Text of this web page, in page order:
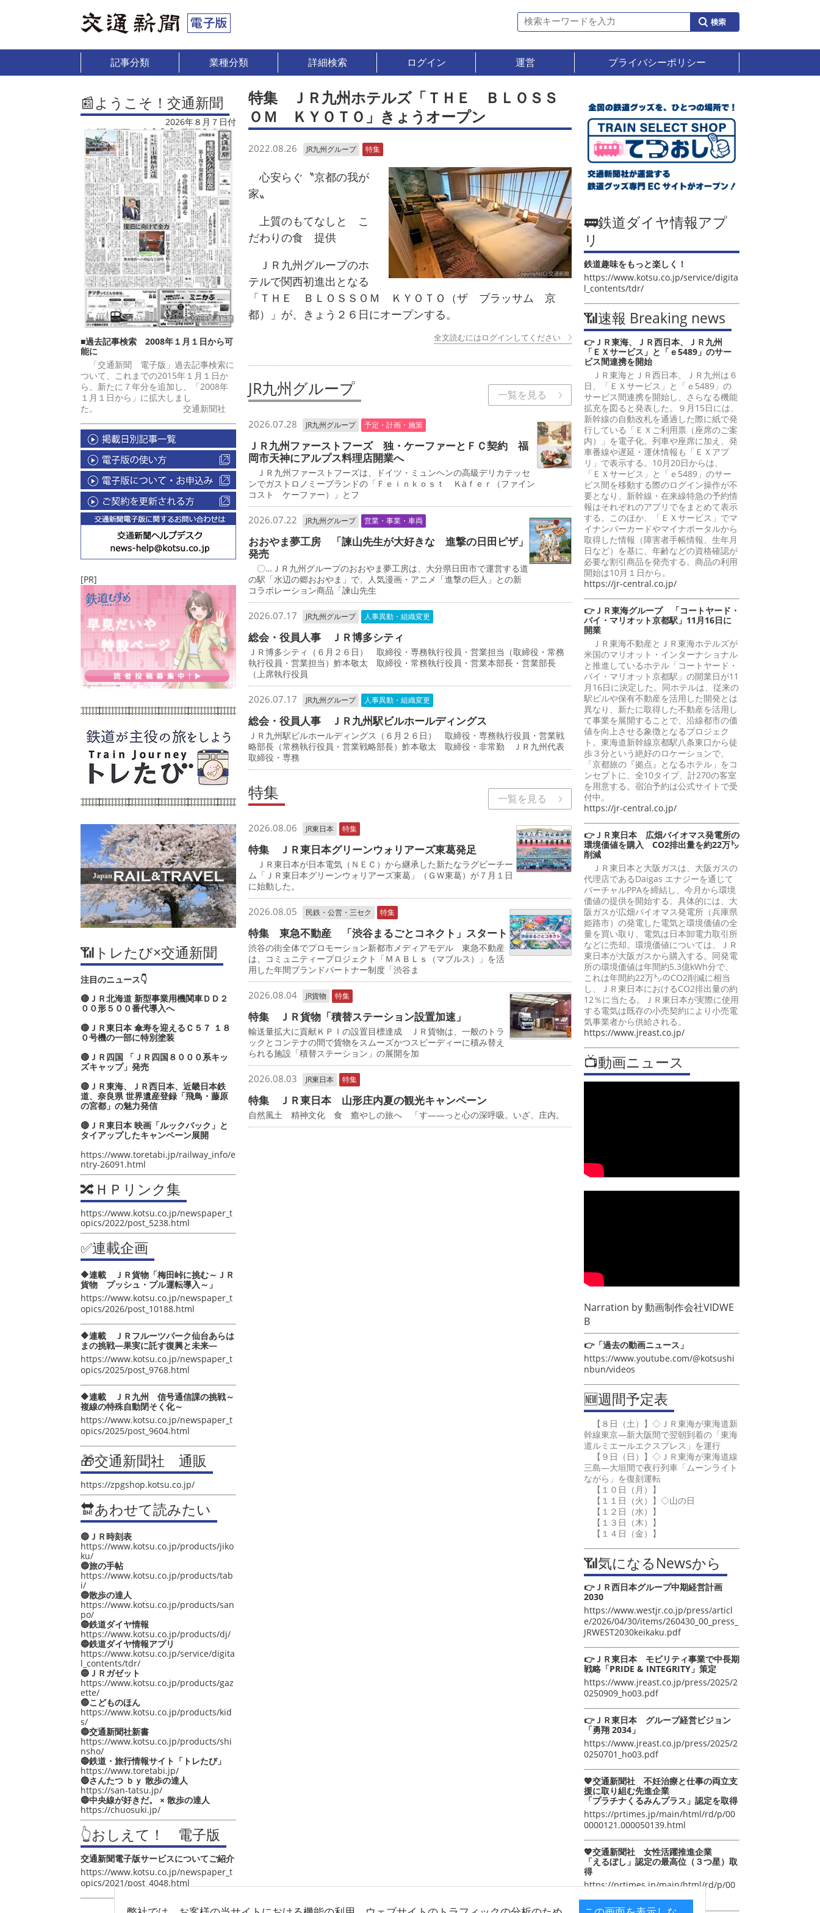
記事分類 業種分類 詳細検索 ログイン 運営 プライバシーポリシー
📰ようこそ！交通新聞
2026年８月７日付
■過去記事検索 2008年１月１日から可
能に
「交通新聞 電子版」過去記事検索に
ついて、これまでの2015年１月１日か
ら、新たに７年分を追加し、「2008年
１月１日から」に拡大しまし
た。 交通新聞社
[PR]
📶トレたび×交通新聞
注目のニュース👇
🔴ＪＲ北海道 新型事業用機関車ＤＤ２
００形５００番代導入へ
🔴ＪＲ東日本 傘寿を迎えるＣ５７ １８
０号機の一部に特別塗装
🔴ＪＲ四国 「ＪＲ四国８０００系キッ
ズキャップ」発売
🔴ＪＲ東海、ＪＲ西日本、近畿日本鉄
道、奈良県 世界遺産登録「飛鳥・藤原
の宮都」の魅力発信
🔴ＪＲ東日本 映画「ルックバック」と
タイアップしたキャンペーン展開
https://www.toretabi.jp/railway_info/e
ntry-26091.html
🔀ＨＰリンク集
https://www.kotsu.co.jp/newspaper_t
opics/2022/post_5238.html
✅連載企画
🔶連載 ＪＲ貨物「梅田峠に挑む～ＪＲ
貨物 プッシュ・プル運転導入～」
https://www.kotsu.co.jp/newspaper_t
opics/2026/post_10188.html
🔶連載 ＪＲフルーツパーク仙台あらは
まの挑戦―果実に託す復興と未来―
https://www.kotsu.co.jp/newspaper_t
opics/2025/post_9768.html
🔶連載 ＪＲ九州 信号通信課の挑戦～
複線の特殊自動閉そく化～
https://www.kotsu.co.jp/newspaper_t
opics/2025/post_9604.html
🎁交通新聞社 通販
https://zpgshop.kotsu.co.jp/
🔛あわせて読みたい
🔵ＪＲ時刻表
https://www.kotsu.co.jp/products/jiko
ku/
🔵旅の手帖
https://www.kotsu.co.jp/products/tab
i/
🔵散歩の達人
https://www.kotsu.co.jp/products/san
po/
🔵鉄道ダイヤ情報
https://www.kotsu.co.jp/products/dj/
🔵鉄道ダイヤ情報アプリ
https://www.kotsu.co.jp/service/digita
l_contents/tdr/
🔵ＪＲガゼット
https://www.kotsu.co.jp/products/gaz
ette/
🔵こどものほん
https://www.kotsu.co.jp/products/kid
s/
🔵交通新聞社新書
https://www.kotsu.co.jp/products/shi
nsho/
🔵鉄道・旅行情報サイト「トレたび」
https://www.toretabi.jp/
🔵さんたつ ｂｙ 散歩の達人
https://san-tatsu.jp/
🔵中央線が好きだ。 × 散歩の達人
https://chuosuki.jp/
👆おしえて！ 電子版
交通新聞電子版サービスについてご紹介
https://www.kotsu.co.jp/newspaper_t
opics/2021/post_4048.html
特集 ＪＲ九州ホテルズ「ＴＨＥ ＢＬＯＳＳ
ＯＭ ＫＹＯＴＯ」きょうオープン
2022.08.26 JR九州グループ 特集
心安らぐ〝京都の我が
家〟
上質のもてなしと こ
だわりの食 提供
ＪＲ九州グループのホ
テルで関西初進出となる
「ＴＨＥ ＢＬＯＳＳＯＭ ＫＹＯＴＯ（ザ ブラッサム 京
都）」が、きょう２６日にオープンする。
全文読むにはログインしてください
JR九州グループ 一覧を見る
2026.07.28 JR九州グループ 予定・計画・施策
ＪＲ九州ファーストフーズ 独・ケーファーとＦＣ契約 福
岡市天神にアルプス料理店開業へ
ＪＲ九州ファーストフーズは、ドイツ・ミュンヘンの高級デリカテッセ
ンでガストロノミーブランドの「Ｆｅｉｎｋｏｓｔ Ｋäｆｅｒ（ファイン
コスト ケーファー）」とフ
2026.07.22 JR九州グループ 営業・事業・車両
おおやま夢工房 「諫山先生が大好きな 進撃の日田ピザ」
発売
〇…ＪＲ九州グループのおおやま夢工房は、大分県日田市で運営する道
の駅「水辺の郷おおやま」で、人気漫画・アニメ「進撃の巨人」との新
コラボレーション商品「諫山先生
2026.07.17 JR九州グループ 人事異動・組織変更
総会・役員人事 ＪＲ博多シティ
ＪＲ博多シティ（６月２６日） 取締役・専務執行役員・営業担当（取締役・常務
執行役員・営業担当）鮓本敬太 取締役・常務執行役員・営業本部長・営業部長
（上席執行役員
2026.07.17 JR九州グループ 人事異動・組織変更
総会・役員人事 ＪＲ九州駅ビルホールディングス
ＪＲ九州駅ビルホールディングス（６月２６日） 取締役・専務執行役員・営業戦
略部長（常務執行役員・営業戦略部長）鮓本敬太 取締役・非常勤 ＪＲ九州代表
取締役・専務
特集 一覧を見る
2026.08.06 JR東日本 特集
特集 ＪＲ東日本グリーンウォリアーズ東葛発足
ＪＲ東日本が日本電気（ＮＥＣ）から継承した新たなラグビーチー
ム「ＪＲ東日本グリーンウォリアーズ東葛」（ＧＷ東葛）が７月１日
に始動した。
2026.08.05 民鉄・公営・三セク 特集
特集 東急不動産 「渋谷まるごとコネクト」スタート
渋谷の街全体でプロモーション新都市メディアモデル 東急不動産
は、コミュニティープロジェクト「ＭＡＢＬｓ（マブルス）」を活
用した年間ブランドパートナー制度「渋谷ま
2026.08.04 JR貨物 特集
特集 ＪＲ貨物「積替ステーション設置加速」
輸送量拡大に貢献ＫＰＩの設置目標達成 ＪＲ貨物は、一般のトラ
ックとコンテナの間で貨物をスムーズかつスピーディーに積み替え
られる施設「積替ステーション」の展開を加
2026.08.03 JR東日本 特集
特集 ＪＲ東日本 山形庄内夏の観光キャンペーン
自然風土 精神文化 食 癒やしの旅へ 「す――っと心の深呼吸。いざ、庄内。
🚃鉄道ダイヤ情報アプ
リ
鉄道趣味をもっと楽しく！
https://www.kotsu.co.jp/service/digita
l_contents/tdr/
📶速報 Breaking news
👉ＪＲ東海、ＪＲ西日本、ＪＲ九州
「ＥＸサービス」と「ｅ5489」のサー
ビス間連携を開始
ＪＲ東海とＪＲ西日本、ＪＲ九州は６
日、「ＥＸサービス」と「ｅ5489」の
サービス間連携を開始し、さらなる機能
拡充を図ると発表した。９月15日には、
新幹線の自動改札を通過した際に紙で発
行している「ＥＸご利用票（座席のご案
内）」を電子化。列車や座席に加え、発
車番線や遅延・運休情報も「ＥＸアプ
リ」で表示する。10月20日からは、
「ＥＸサービス」と「ｅ5489」のサー
ビス間を移動する際のログイン操作が不
要となり、新幹線・在来線特急の予約情
報はそれぞれのアプリでをまとめて表示
する。このほか、「ＥＸサービス」でマ
イナンバーカードやマイナポータルから
取得した情報（障害者手帳情報、生年月
日など）を基に、年齢などの資格確認が
必要な割引商品を発売する。商品の利用
開始は10月１日から。
https://jr-central.co.jp/
👉ＪＲ東海グループ 「コートヤード・
バイ・マリオット京都駅」11月16日に
開業
ＪＲ東海不動産とＪＲ東海ホテルズが
米国のマリオット・インターナショナル
と推進しているホテル「コートヤード・
バイ・マリオット京都駅」の開業日が11
月16日に決定した。同ホテルは、従来の
駅ビルや保有不動産を活用した開発とは
異なり、新たに取得した不動産を活用し
て事業を展開することで、沿線都市の価
値を向上させる象徴となるプロジェク
ト。東海道新幹線京都駅八条東口から徒
歩３分という絶好のロケーションで、
「京都旅の『拠点』となるホテル」をコ
ンセプトに、全10タイプ、計270の客室
を用意する。宿泊予約は公式サイトで受
付中。
https://jr-central.co.jp/
👉ＪＲ東日本 広畑バイオマス発電所の
環境価値を購入 CO2排出量を約22万㌧
削減
ＪＲ東日本と大阪ガスは、大阪ガスの
代理店であるDaigas エナジーを通じて
バーチャルPPAを締結し、今月から環境
価値の提供を開始する。具体的には、大
阪ガスが広畑バイオマス発電所（兵庫県
姫路市）の発電した電気と環境価値の全
量を買い取り、電気は日本卸電力取引所
などに売却。環境価値については、ＪＲ
東日本が大阪ガスから購入する。同発電
所の環境価値は年間約5.3億kWh分で、
これは年間約22万㌧のCO2削減に相当
し、ＪＲ東日本におけるCO2排出量の約
12％に当たる。ＪＲ東日本が実際に使用
する電気は既存の小売契約により小売電
気事業者から供給される。
https://www.jreast.co.jp/
📺動画ニュース
Narration by動画制作会社VIDWE
B
👉「過去の動画ニュース」
https://www.youtube.com/@kotsushi
nbun/videos
🆕週間予定表
【８日（土）】◇ＪＲ東海が東海道新
幹線東京―新大阪間で翌朝到着の「東海
道ルミエールエクスプレス」を運行
【９日（日）】◇ＪＲ東海が東海道線
三島―大垣間で夜行列車「ムーンライト
ながら」を復刻運転
【１０日（月）】
【１１日（火）】◇山の日
【１２日（水）】
【１３日（木）】
【１４日（金）】
📶気になるNewsから
👉ＪＲ西日本グループ中期経営計画
2030
https://www.westjr.co.jp/press/articl
e/2026/04/30/items/260430_00_press_
JRWEST2030keikaku.pdf
👉ＪＲ東日本 モビリティ事業で中長期
戦略「PRIDE & INTEGRITY」策定
https://www.jreast.co.jp/press/2025/2
0250909_ho03.pdf
👉ＪＲ東日本 グループ経営ビジョン
「勇翔 2034」
https://www.jreast.co.jp/press/2025/2
0250701_ho03.pdf
💖交通新聞社 不妊治療と仕事の両立支
援に取り組む先進企業
「プラチナくるみんプラス」認定を取得
https://prtimes.jp/main/html/rd/p/00
0000121.000050139.html
💖交通新聞社 女性活躍推進企業
「えるぼし」認定の最高位（３つ星）取
得
https://prtimes.jp/main/html/rd/p/00